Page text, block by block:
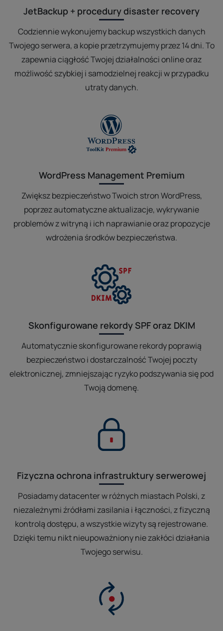
JetBackup + procedury disaster recovery
Codziennie wykonujemy backup wszystkich danych
Twojego serwera, a kopie przetrzymujemy przez 14 dni. To
zapewnia ciągłość Twojej działalności online oraz
możliwość szybkiej i samodzielnej reakcji w przypadku
utraty danych.
WordPress Management Premium
Zwiększ bezpieczeństwo Twoich stron WordPress,
poprzez automatyczne aktualizacje, wykrywanie
problemów z witryną i ich naprawianie oraz propozycje
wdrożenia środków bezpieczeństwa.
Skonfigurowane rekordy SPF oraz DKIM
Automatycznie skonfigurowane rekordy poprawią
bezpieczeństwo i dostarczalność Twojej poczty
elektronicznej, zmniejszając ryzyko podszywania się pod
Twoją domenę.
Fizyczna ochrona infrastruktury serwerowej
Posiadamy datacenter w różnych miastach Polski, z
niezależnymi źródłami zasilania i łączności, z fizyczną
kontrolą dostępu, a wszystkie wizyty są rejestrowane.
Dzięki temu nikt nieupoważniony nie zakłóci działania
Twojego serwisu.